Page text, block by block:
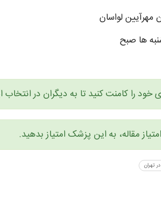
لواسان
ها صبح
خود را کامنت کنید تا به دیگران در
مقاله، به این پزشک امتیاز بدهید.
تهران